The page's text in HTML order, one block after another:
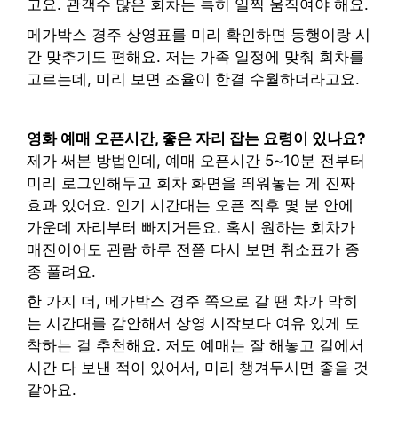
고요. 관객수 많은 회차는 특히 일찍 움직여야 해요.
메가박스 경주 상영표를 미리 확인하면 동행이랑 시
간 맞추기도 편해요. 저는 가족 일정에 맞춰 회차를
고르는데, 미리 보면 조율이 한결 수월하더라고요.
영화 예매 오픈시간, 좋은 자리 잡는 요령이 있나요?
제가 써본 방법인데, 예매 오픈시간 5~10분 전부터
미리 로그인해두고 회차 화면을 띄워놓는 게 진짜
효과 있어요. 인기 시간대는 오픈 직후 몇 분 안에
가운데 자리부터 빠지거든요. 혹시 원하는 회차가
매진이어도 관람 하루 전쯤 다시 보면 취소표가 종
종 풀려요.
한 가지 더, 메가박스 경주 쪽으로 갈 땐 차가 막히
는 시간대를 감안해서 상영 시작보다 여유 있게 도
착하는 걸 추천해요. 저도 예매는 잘 해놓고 길에서
시간 다 보낸 적이 있어서, 미리 챙겨두시면 좋을 것
같아요.